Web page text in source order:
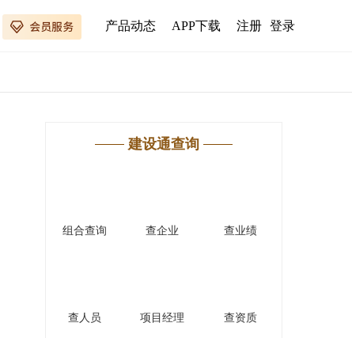
产品动态 APP下载 注册 登录
建设通查询
组合查询 查企业 查业绩
查人员 项目经理 查资质